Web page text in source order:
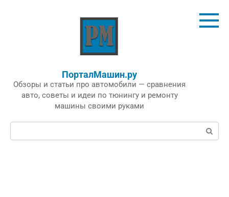
ПорталМашин.ру
Обзоры и статьи про автомобили — сравнения
авто, советы и идеи по тюнингу и ремонту
машины своими руками
Поиск: